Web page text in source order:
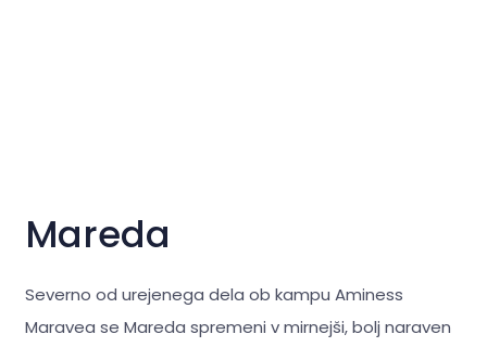
Mareda
Severno od urejenega dela ob kampu Aminess
Maravea se Mareda spremeni v mirnejši, bolj naraven